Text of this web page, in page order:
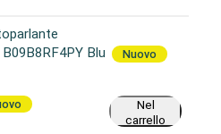
Blu
Nuovo
Nel
carrello